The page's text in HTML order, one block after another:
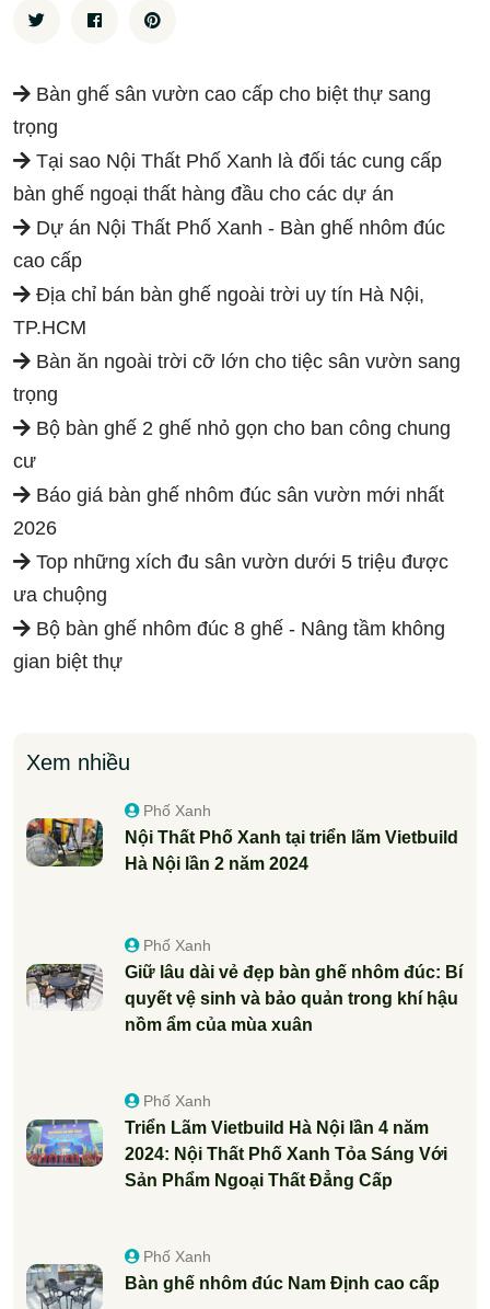
Bàn ghế sân vườn cao cấp cho biệt thự sang
trọng
Tại sao Nội Thất Phố Xanh là đối tác cung cấp
bàn ghế ngoại thất hàng đầu cho các dự án
Dự án Nội Thất Phố Xanh - Bàn ghế nhôm đúc
cao cấp
Địa chỉ bán bàn ghế ngoài trời uy tín Hà Nội,
TP.HCM
Bàn ăn ngoài trời cỡ lớn cho tiệc sân vườn sang
trọng
Bộ bàn ghế 2 ghế nhỏ gọn cho ban công chung
cư
Báo giá bàn ghế nhôm đúc sân vườn mới nhất
2026
Top những xích đu sân vườn dưới 5 triệu được
ưa chuộng
Bộ bàn ghế nhôm đúc 8 ghế - Nâng tầm không
gian biệt thự
Xem nhiều
Phố Xanh
Nội Thất Phố Xanh tại triển lãm Vietbuild
Hà Nội lần 2 năm 2024
Phố Xanh
Giữ lâu dài vẻ đẹp bàn ghế nhôm đúc: Bí
quyết vệ sinh và bảo quản trong khí hậu
nồm ẩm của mùa xuân
Phố Xanh
Triển Lãm Vietbuild Hà Nội lần 4 năm
2024: Nội Thất Phố Xanh Tỏa Sáng Với
Sản Phẩm Ngoại Thất Đẳng Cấp
Phố Xanh
Bàn ghế nhôm đúc Nam Định cao cấp